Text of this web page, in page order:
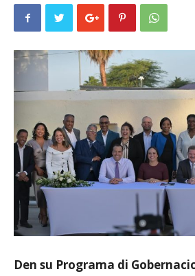
Noticia
Den su Programa di